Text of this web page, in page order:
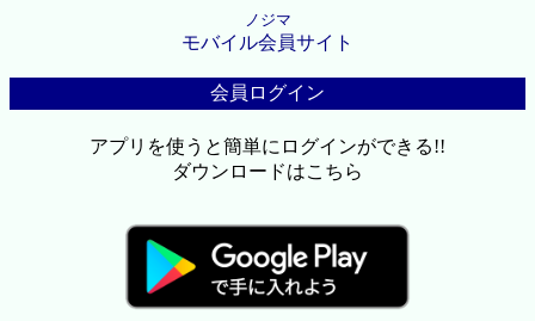
ノジマ
モバイル会員サイト
会員ログイン
アプリを使うと簡単にログインができる!!
ダウンロードはこちら